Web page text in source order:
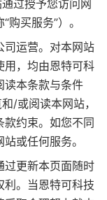
过授予您访问网
买服务”）。
司运营。对本网站
用，均由恩特可科
读本条款与条件
/或阅读本网站，
款约束。如您不同
或任何服务。
过更新本页面随时
利。当恩特可科技